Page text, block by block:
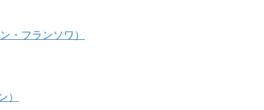
・フランソワ）
）